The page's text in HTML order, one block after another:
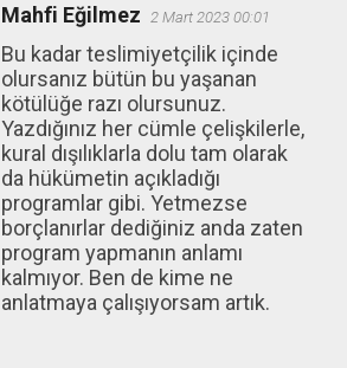
Mahfi Eğilmez 2 Mart 2023 00:01
Bu kadar teslimiyetçilik içinde
olursanız bütün bu yaşanan
kötülüğe razı olursunuz.
Yazdığınız her cümle çelişkilerle,
kural dışılıklarla dolu tam olarak
da hükümetin açıkladığı
programlar gibi. Yetmezse
borçlanırlar dediğiniz anda zaten
program yapmanın anlamı
kalmıyor. Ben de kime ne
anlatmaya çalışıyorsam artık.